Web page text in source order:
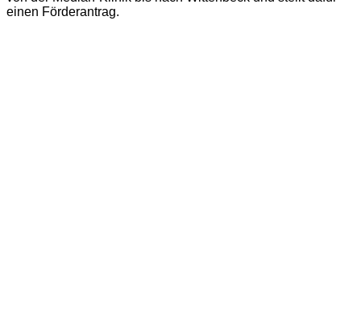
einen Förderantrag.